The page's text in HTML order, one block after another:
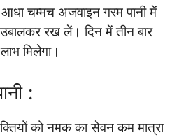
आधा चम्मच अजवाइन गरम पानी में
रख लें। दिन में तीन बार
मिलेगा।
:
को नमक का सेवन कम मात्रा